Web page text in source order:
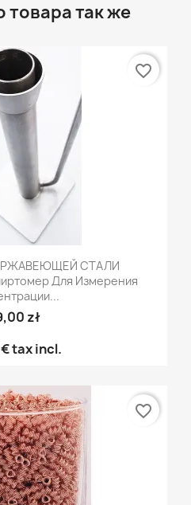
товара так же
СТАЛИ
Для Измерения
zł
tax incl.
favorite_border
favorite_border